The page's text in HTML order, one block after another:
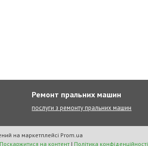
Ремонт пральних машин
послуги з ремонту пральних машин
на маркетплейсі Prom.ua
Поскаржитися на контент | Політика конфіденційності